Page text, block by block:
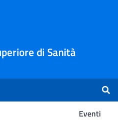
di Sanità
Eventi